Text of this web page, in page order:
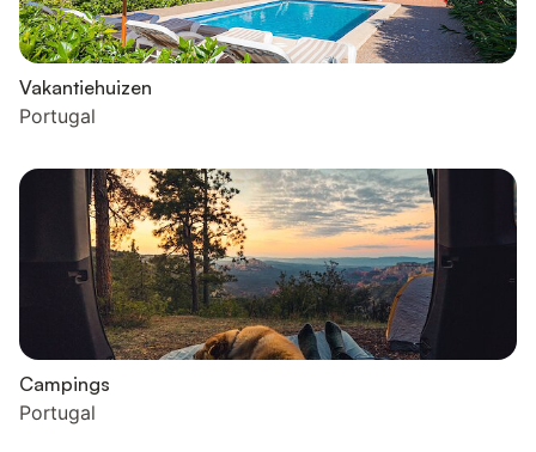
Vakantiehuizen
Portugal
Campings
Portugal